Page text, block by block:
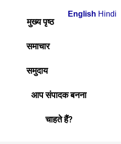
मुख्य पृष्ठ
समाचार
समुदाय
आप संपादक बनना
चाहते हैं?
English Hindi